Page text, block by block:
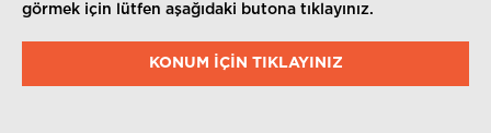
görmek için lütfen aşağıdaki butona tıklayınız.
KONUM IÇIN TIKLAYINIZ